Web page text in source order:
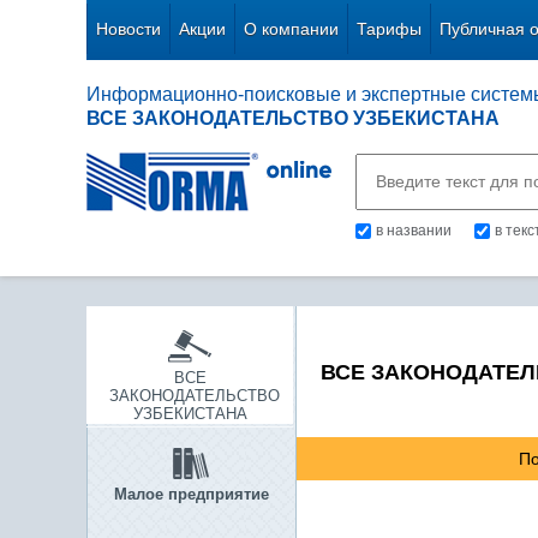
Новости Акции О компании Тарифы Публичная
Информационно-поисковые и экспертные
ВСЕ ЗАКОНОДАТЕЛЬСТВО УЗБЕКИСТАНА
в названии в
ВСЕ
ЗАКОНОДАТЕЛЬСТВО
УЗБЕКИСТАНА
Малое предприятие
ВСЕ